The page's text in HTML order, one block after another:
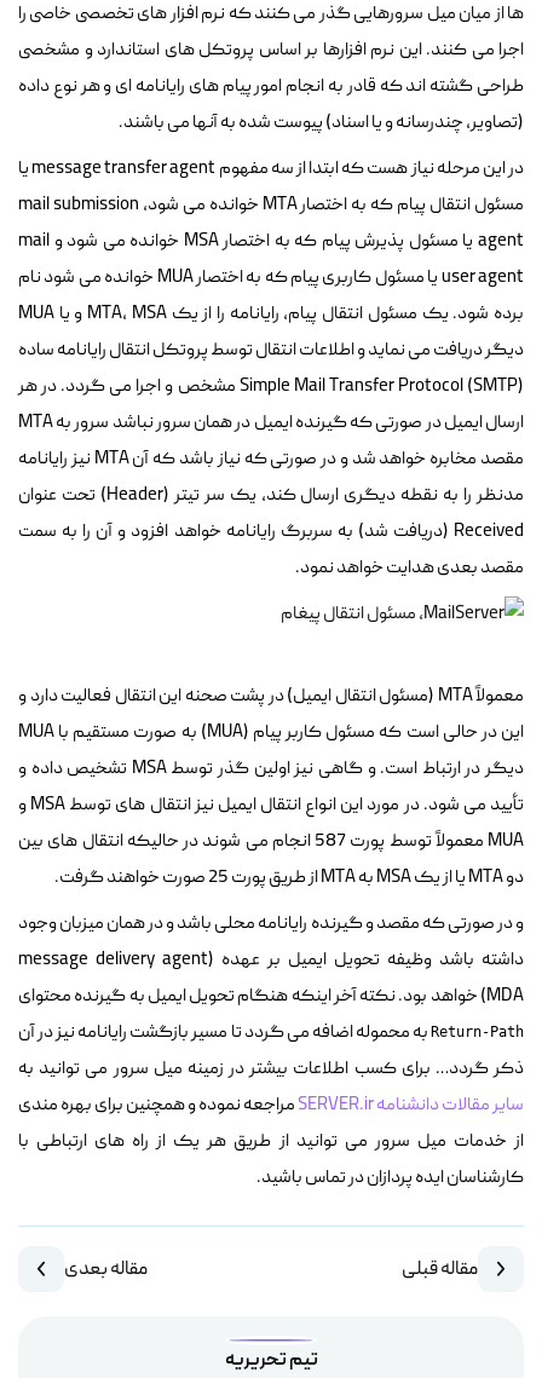
ها از میان میل سرورهایی گذر می کنند که نرم افزار های تخصصی خاصی را
اجرا می کنند. این نرم افزارها بر اساس پروتکل های استاندارد و مشخصی
طراحی گشته اند که قادر به انجام امور پیام های رایانامه ای و هر نوع داده
(تصاویر، چندرسانه و یا اسناد) پیوست شده به آنها می باشند.
در این مرحله نیاز هست که ابتدا از سه مفهوم message transfer agent یا
مسئول انتقال پیام که به اختصار MTA خوانده می شود، mail submission
agent یا مسئول پذیرش پیام که به اختصار MSA خوانده می شود و
mail
user agent یا مسئول کاربری پیام که به اختصار MUA خوانده می شود نام
برده شود. یک مسئول انتقال پیام، رایانامه را از یک MTA، MSA و یا MUA
دیگر دریافت می نماید و اطلاعات انتقال توسط پروتکل انتقال رایانامه ساده
(Simple Mail Transfer Protocol (SMTP مشخص و اجرا می گردد. در هر
ارسال ایمیل در صورتی که گیرنده ایمیل در همان سرور نباشد سرور به MTA
مقصد مخابره خواهد شد و در صورتی که نیاز باشد که آن MTA نیز رایانامه
مدنظر را به نقطه دیگری ارسال کند، یک سر تیتر (Header) تحت عنوان
Received (دریافت شد) به سربرگ رایانامه خواهد افزود و آن را به سمت
مقصد بعدی هدایت خواهد نمود.
معمولاً MTA (مسئول انتقال ایمیل) در پشت صحنه این انتقال فعالیت دارد و
این در حالی است که مسئول کاربر پیام (MUA) به صورت مستقیم با MUA
دیگر در ارتباط است. و گاهی نیز اولین گذر توسط MSA تشخیص داده و
تأیید می شود. در مورد این انواع انتقال ایمیل نیز انتقال های توسط MSA و
MUA معمولاً توسط پورت 587 انجام می شوند در حالیکه انتقال های بین
دو MTA یا از یک MSA به MTA از طریق پورت 25 صورت خواهند گرفت.
و در صورتی که مقصد و گیرنده رایانامه محلی باشد و در همان میزبان وجود
داشته باشد وظیفه تحویل ایمیل بر عهده (message delivery agent
(MDA خواهد بود. نکته آخر اینکه هنگام تحویل ایمیل به گیرنده محتوای
Return-Path به محموله اضافه می گردد تا مسیر بازگشت رایانامه نیز در آن
ذکر گردد… برای کسب اطلاعات بیشتر در زمینه میل سرور می توانید به
سایر مقالات دانشنامه SERVER.ir
مراجعه نموده و همچنین برای بهره مندی
از خدمات میل سرور می توانید از طریق هر یک از راه های ارتباطی با
کارشناسان ایده پردازان در تماس باشید.
مقاله قبلی مقاله بعدی
تیم تحریریه